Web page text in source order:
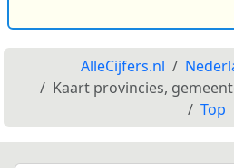
AlleCijfers.nl
Kaart provincies,
Top